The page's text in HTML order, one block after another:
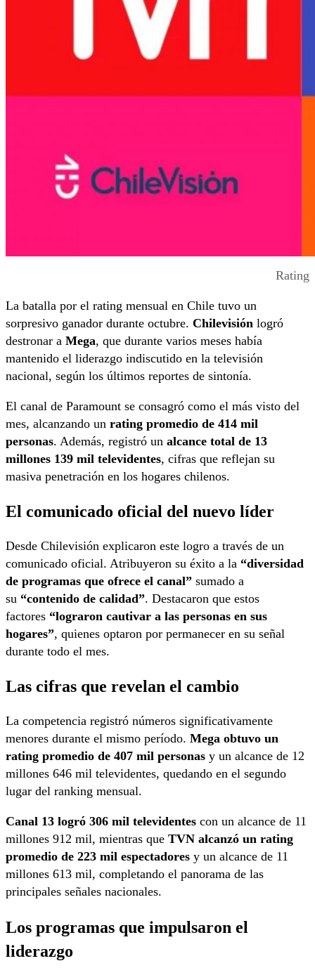
Rating
La batalla por el rating mensual en Chile tuvo un
sorpresivo ganador durante octubre. Chilevisión logró
destronar a Mega, que durante varios meses había
mantenido el liderazgo indiscutido en la televisión
nacional, según los últimos reportes de sintonía.
El canal de Paramount se consagró como el más visto del
mes, alcanzando un rating promedio de 414 mil
personas. Además, registró un alcance total de 13
millones 139 mil televidentes, cifras que reflejan su
masiva penetración en los hogares chilenos.
El comunicado oficial del nuevo líder
Desde Chilevisión explicaron este logro a través de un
comunicado oficial. Atribuyeron su éxito a la “diversidad
de programas que ofrece el canal” sumado a
su “contenido de calidad”. Destacaron que estos
factores “lograron cautivar a las personas en sus
hogares”, quienes optaron por permanecer en su señal
durante todo el mes.
Las cifras que revelan el cambio
La competencia registró números significativamente
menores durante el mismo período. Mega obtuvo un
rating promedio de 407 mil personas y un alcance de 12
millones 646 mil televidentes, quedando en el segundo
lugar del ranking mensual.
Canal 13 logró 306 mil televidentes con un alcance de 11
millones 912 mil, mientras que TVN alcanzó un rating
promedio de 223 mil espectadores y un alcance de 11
millones 613 mil, completando el panorama de las
principales señales nacionales.
Los programas que impulsaron el
liderazgo